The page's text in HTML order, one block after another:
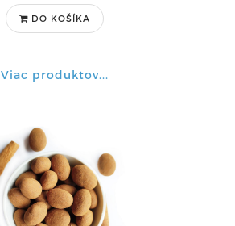
DO KOŠÍKA
Viac produktov...